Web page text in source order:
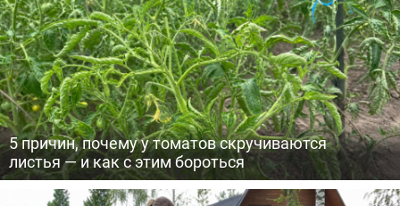
5 причин, почему у томатов скручиваются
листья — и как с этим бороться